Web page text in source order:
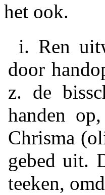
het ook.
i. Ren
door
z. de
handen
Chrisma
gebed uit.
teeken,